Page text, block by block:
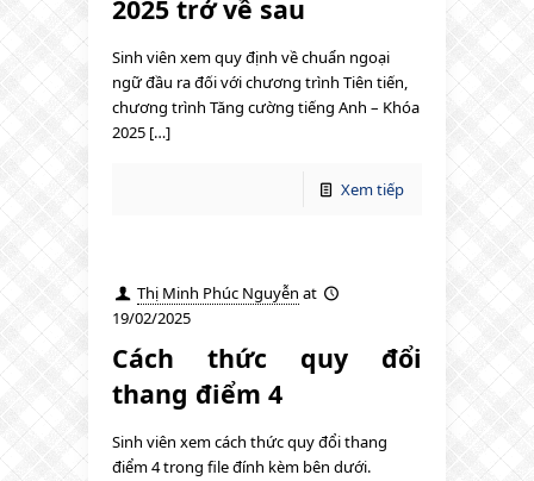
2025 trở về sau
Sinh viên xem quy định về chuẩn ngoại
ngữ đầu ra đối với chương trình Tiên tiến,
chương trình Tăng cường tiếng Anh – Khóa
2025 […]
Xem tiếp
Thị Minh Phúc Nguyễn at
19/02/2025
Cách thức quy đổi
thang điểm 4
Sinh viên xem cách thức quy đổi thang
điểm 4 trong file đính kèm bên dưới.